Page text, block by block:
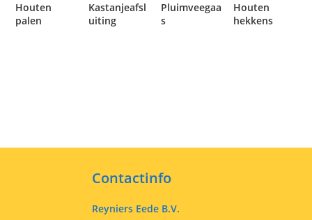
Houten
palen
Kastanjeafsl
uiting
Pluimveegaa
s
Houten
hekkens
Contactinfo
Reyniers Eede B.V.